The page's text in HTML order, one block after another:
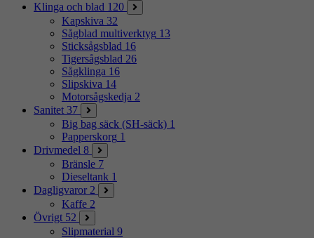
Klinga och blad 120
Kapskiva 32
Sågblad multiverktyg 13
Sticksågsblad 16
Tigersågsblad 26
Sågklinga 16
Slipskiva 14
Motorsågskedja 2
Sanitet 37
Big bag säck (SH-säck) 1
Papperskorg 1
Drivmedel 8
Bränsle 7
Dieseltank 1
Dagligvaror 2
Kaffe 2
Övrigt 52
Slipmaterial 9